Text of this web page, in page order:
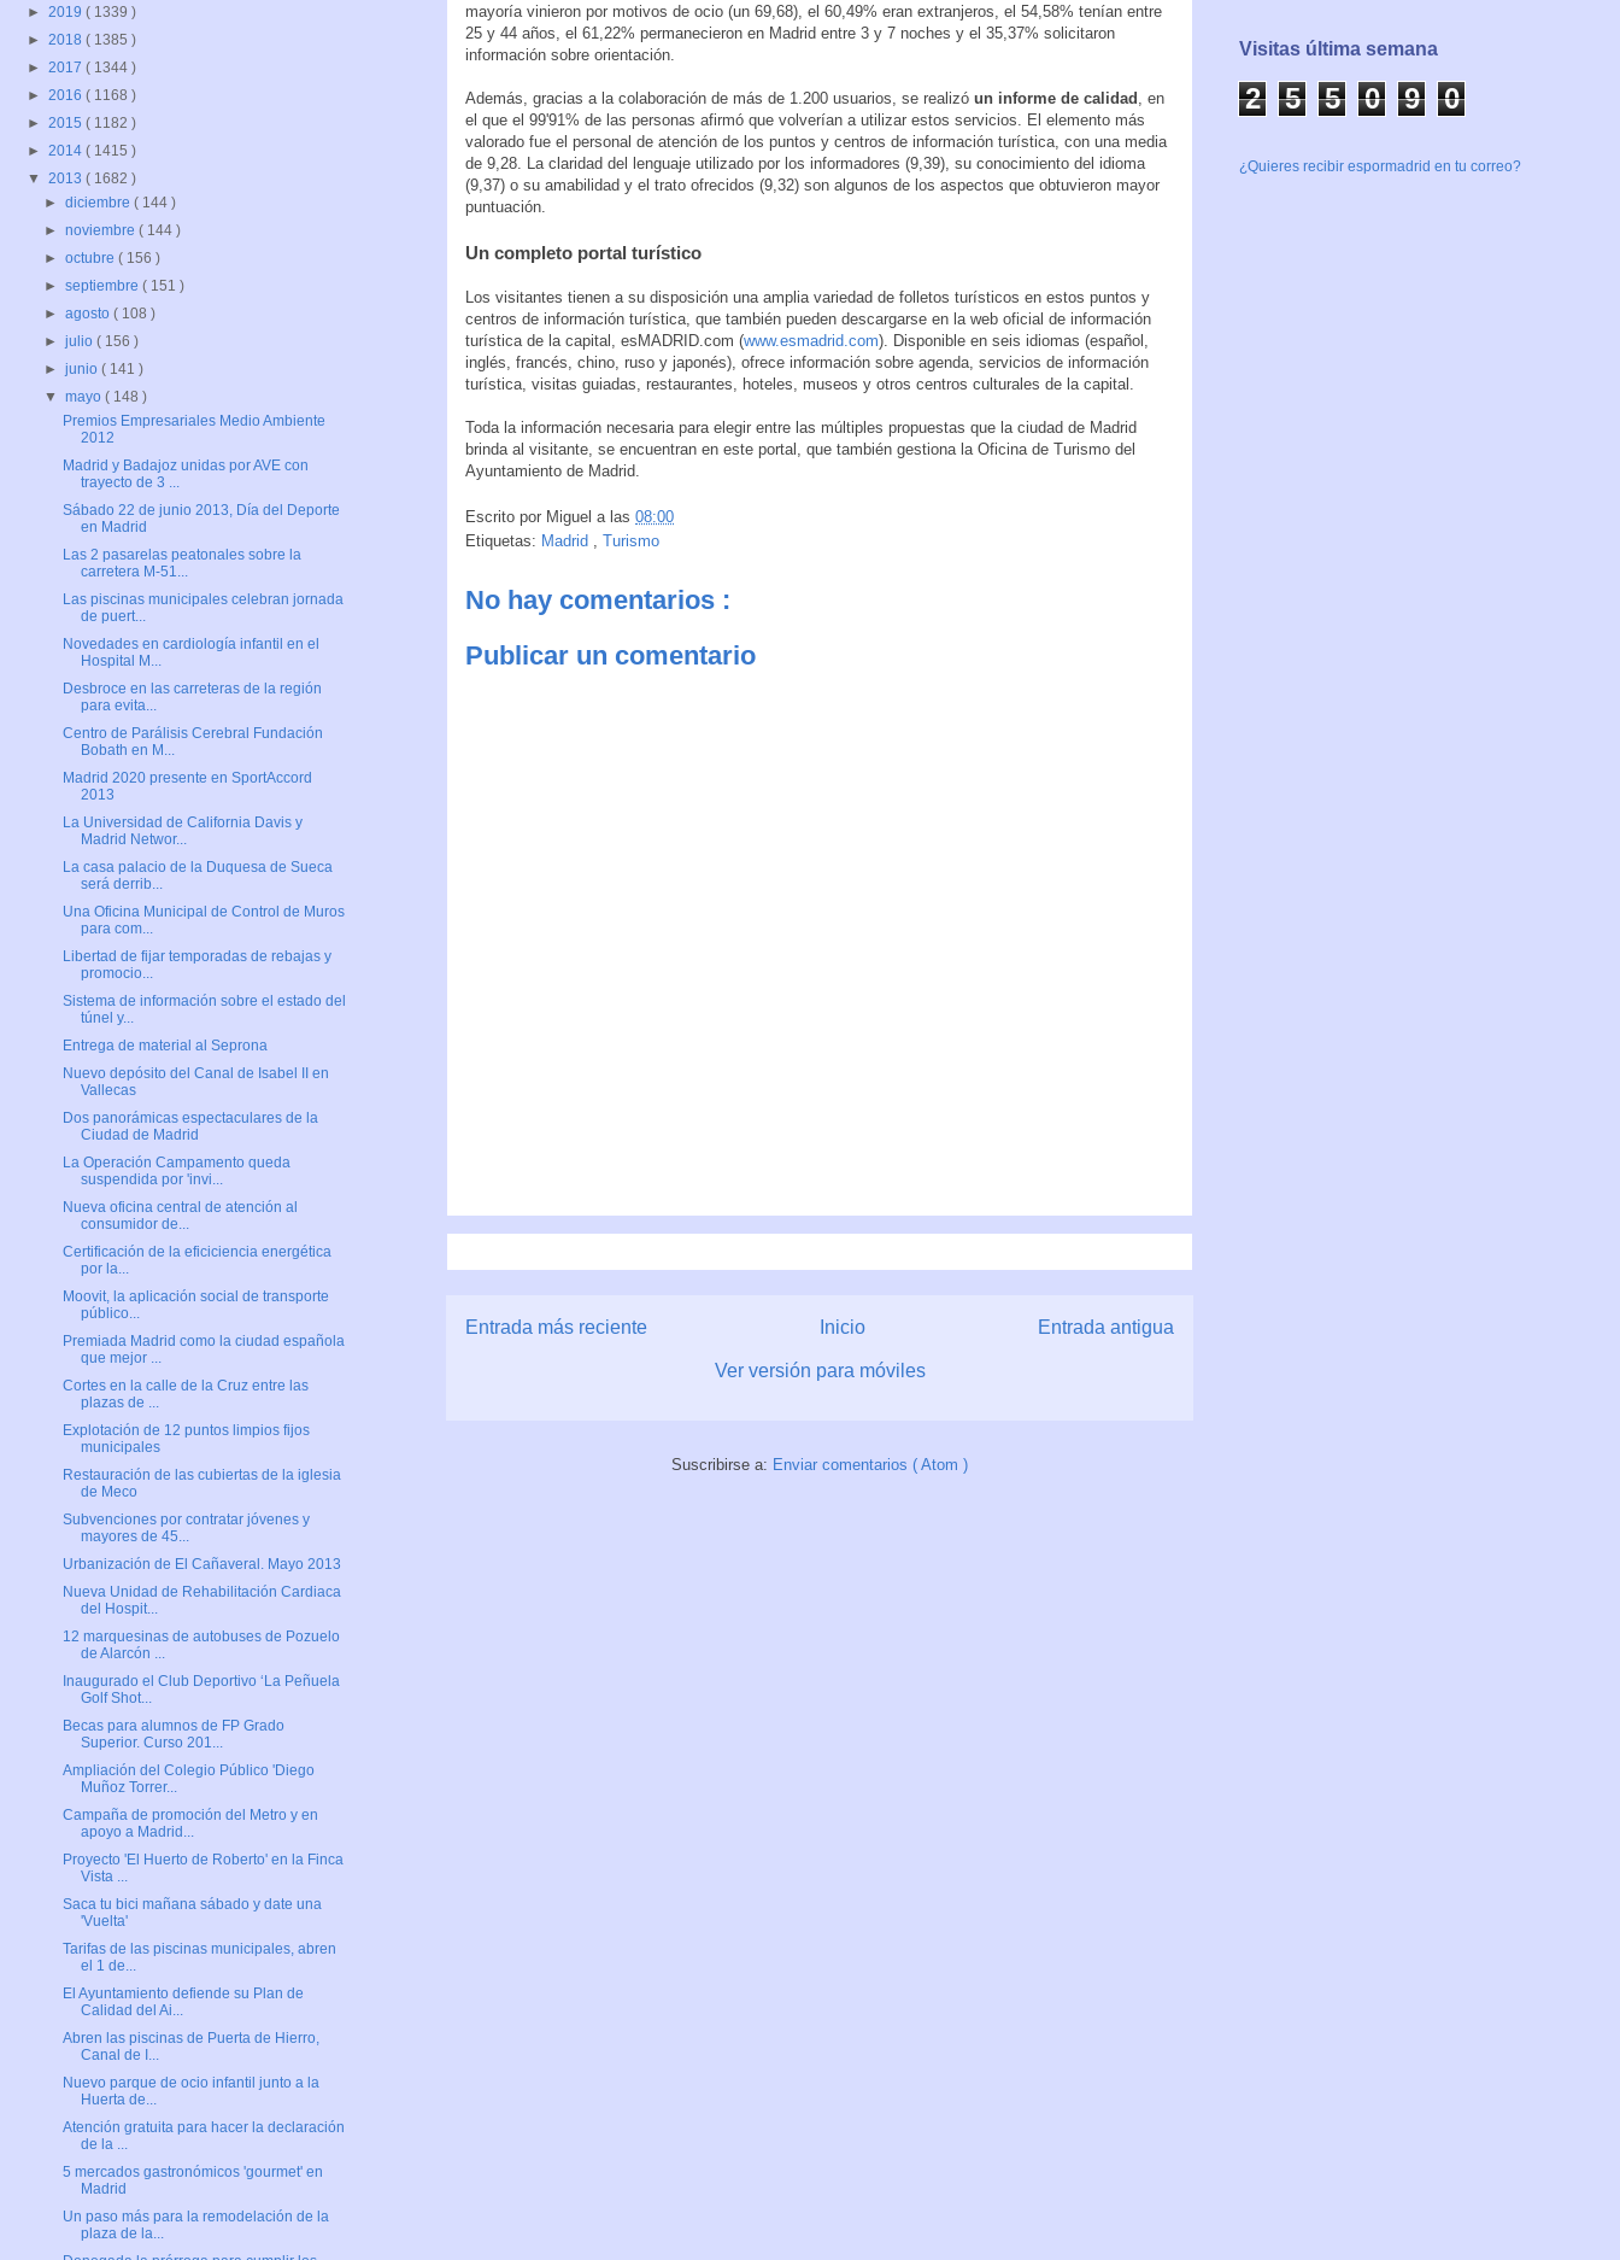
mayoría vinieron por motivos de ocio (un 69,68), el 60,49% eran extranjeros, el 54,58% tenían entre
25 y 44 años, el 61,22% permanecieron en Madrid entre 3 y 7 noches y el 35,37% solicitaron
información sobre orientación.
Además, gracias a la colaboración de más de 1.200 usuarios, se realizó un informe de calidad
, en
el que el 99'91% de las personas afirmó que volverían a utilizar estos servicios. El elemento más
valorado fue el personal de atención de los puntos y centros de información turística, con una media
de 9,28. La claridad del lenguaje utilizado por los informadores (9,39), su conocimiento del idioma
(9,37) o su amabilidad y el trato ofrecidos (9,32) son algunos de los aspectos que obtuvieron mayor
puntuación.
Un completo portal turístico
Los visitantes tienen a su disposición una amplia variedad de folletos turísticos en estos puntos y
centros de información turística, que también pueden descargarse en la web oficial de información
turística de la capital, esMADRID.com (www.esmadrid.com). Disponible en seis idiomas (español,
inglés, francés, chino, ruso y japonés), ofrece información sobre agenda, servicios de información
turística, visitas guiadas, restaurantes, hoteles, museos y otros centros culturales de la capital.
Toda la información necesaria para elegir entre las múltiples propuestas que la ciudad de Madrid
brinda al visitante, se encuentran en este portal, que también gestiona la Oficina de Turismo del
Ayuntamiento de Madrid.
Escrito por Miguel a las 08:00
Etiquetas: Madrid , Turismo
No hay comentarios :
Publicar un comentario
Entrada más reciente Entrada antigua
Inicio
Ver versión para móviles
Suscribirse a: Enviar comentarios ( Atom )
► 2019 ( 1339 )
► 2018 ( 1385 )
► 2017 ( 1344 )
► 2016 ( 1168 )
► 2015 ( 1182 )
► 2014 ( 1415 )
▼ 2013 ( 1682 )
►diciembre( 144 )
►noviembre( 144 )
►octubre( 156 )
►septiembre( 151 )
►agosto( 108 )
►julio( 156 )
►junio( 141 )
▼mayo( 148 )
Premios Empresariales Medio Ambiente
2012
Madrid y Badajoz unidas por AVE con
trayecto de 3 ...
Sábado 22 de junio 2013, Día del Deporte
en Madrid
Las 2 pasarelas peatonales sobre la
carretera M-51...
Las piscinas municipales celebran jornada
de puert...
Novedades en cardiología infantil en el
Hospital M...
Desbroce en las carreteras de la región
para evita...
Centro de Parálisis Cerebral Fundación
Bobath en M...
Madrid 2020 presente en SportAccord
2013
La Universidad de California Davis y
Madrid Networ...
La casa palacio de la Duquesa de Sueca
será derrib...
Una Oficina Municipal de Control de Muros
para com...
Libertad de fijar temporadas de rebajas y
promocio...
Sistema de información sobre el estado del
túnel y...
Entrega de material al Seprona
Nuevo depósito del Canal de Isabel II en
Vallecas
Dos panorámicas espectaculares de la
Ciudad de Madrid
La Operación Campamento queda
suspendida por 'invi...
Nueva oficina central de atención al
consumidor de...
Certificación de la eficiciencia energética
por la...
Moovit, la aplicación social de transporte
público...
Premiada Madrid como la ciudad española
que mejor ...
Cortes en la calle de la Cruz entre las
plazas de ...
Explotación de 12 puntos limpios fijos
municipales
Restauración de las cubiertas de la iglesia
de Meco
Subvenciones por contratar jóvenes y
mayores de 45...
Urbanización de El Cañaveral. Mayo 2013
Nueva Unidad de Rehabilitación Cardiaca
del Hospit...
12 marquesinas de autobuses de Pozuelo
de Alarcón ...
Inaugurado el Club Deportivo ‘La Peñuela
Golf Shot...
Becas para alumnos de FP Grado
Superior. Curso 201...
Ampliación del Colegio Público 'Diego
Muñoz Torrer...
Campaña de promoción del Metro y en
apoyo a Madrid...
Proyecto 'El Huerto de Roberto' en la Finca
Vista ...
Saca tu bici mañana sábado y date una
'Vuelta'
Tarifas de las piscinas municipales, abren
el 1 de...
El Ayuntamiento defiende su Plan de
Calidad del Ai...
Abren las piscinas de Puerta de Hierro,
Canal de I...
Nuevo parque de ocio infantil junto a la
Huerta de...
Atención gratuita para hacer la declaración
de la ...
5 mercados gastronómicos 'gourmet' en
Madrid
Un paso más para la remodelación de la
plaza de la...
Visitas última semana
2 5 5 0 9 0
¿Quieres recibir espormadrid en tu correo?